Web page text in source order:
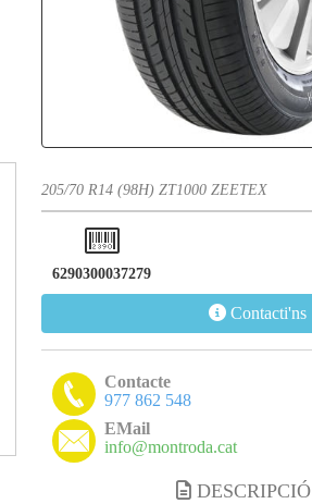
205/70 R14 (98H) ZT1000 ZEETEX
6290300037279
Contacti'ns
Contacte
977 862 548
EMail
info@montroda.cat
DESCRIPCIÓ